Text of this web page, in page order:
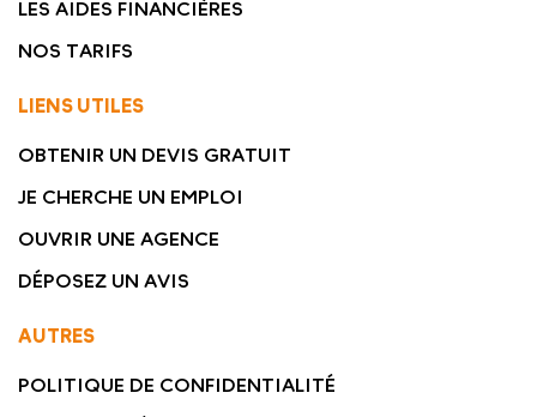
LES AIDES FINANCIÈRES
NOS TARIFS
LIENS UTILES
OBTENIR UN DEVIS GRATUIT
JE CHERCHE UN EMPLOI
OUVRIR UNE AGENCE
DÉPOSEZ UN AVIS
AUTRES
POLITIQUE DE CONFIDENTIALITÉ